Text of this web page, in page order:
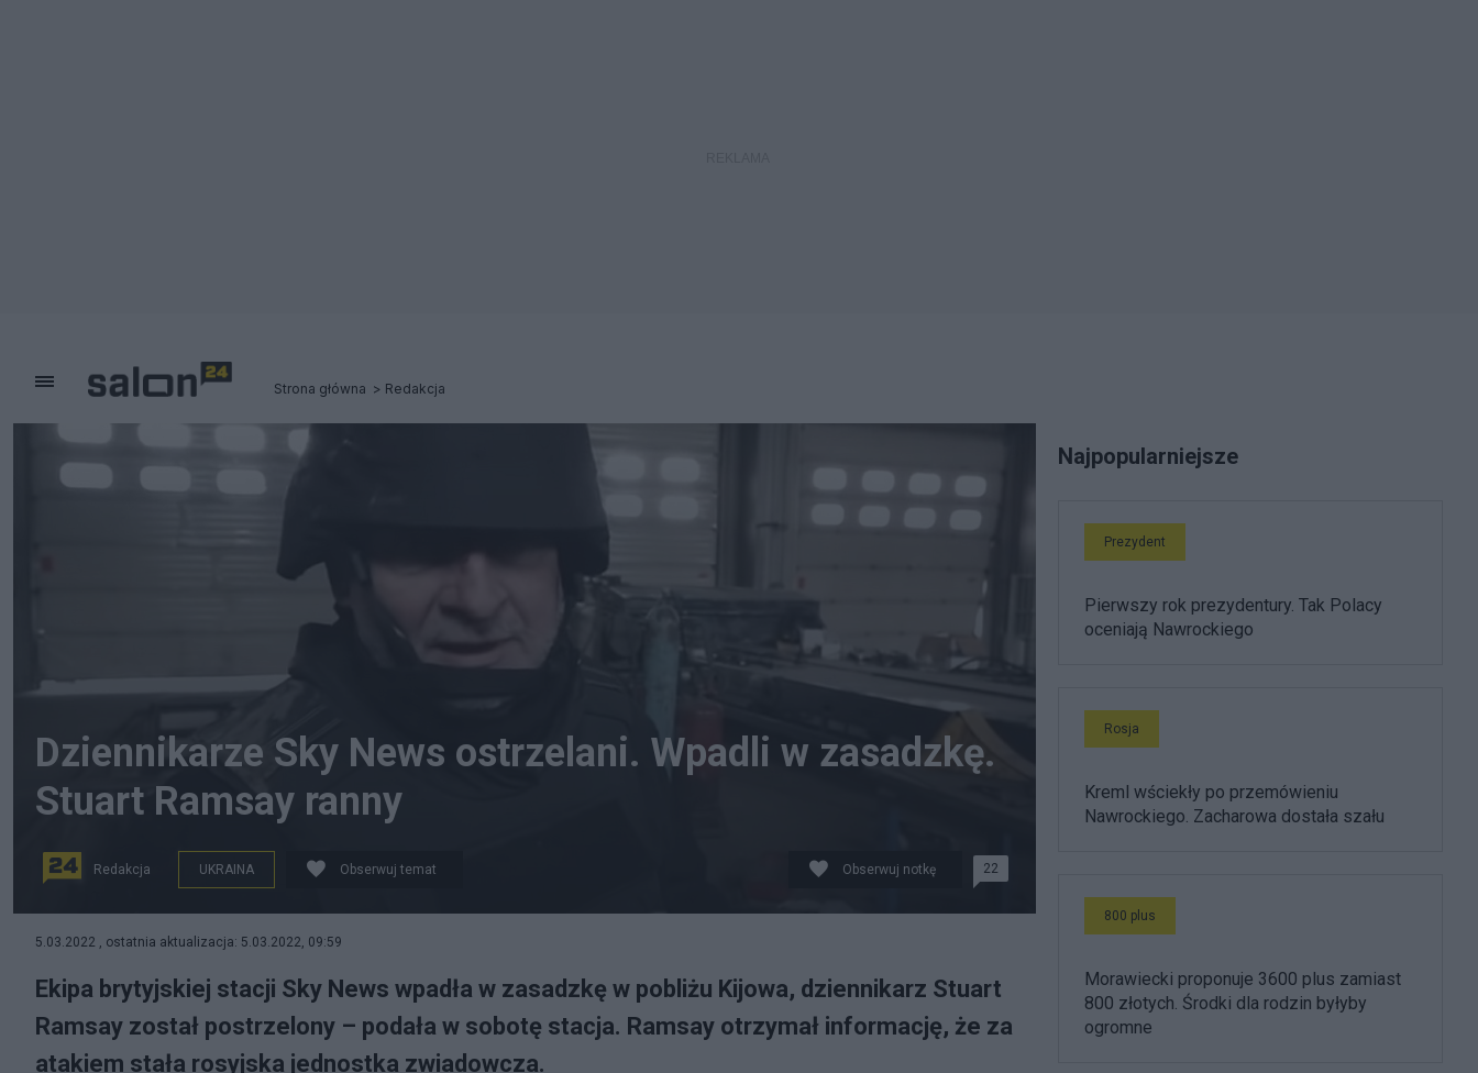
Strona główna Redakcja
Dziennikarze Sky News ostrzelani. Wpadli w zasadzkę.
Stuart Ramsay ranny
Redakcja UKRAINA Obserwuj temat Obserwuj notkę 22
5.03.2022 , ostatnia aktualizacja: 5.03.2022, 09:59
Ekipa brytyjskiej stacji Sky News wpadła w zasadzkę w pobliżu Kijowa, dziennikarz Stuart
Ramsay został postrzelony – podała w sobotę stacja. Ramsay otrzymał informację, że za
atakiem stała rosyjska jednostka zwiadowcza.
Najpopularniejsze
Prezydent
Pierwszy rok prezydentury. Tak Polacy
oceniają Nawrockiego
Rosja
Kreml wściekły po przemówieniu
Nawrockiego. Zacharowa dostała szału
800 plus
Morawiecki proponuje 3600 plus zamiast
800 złotych. Środki dla rodzin byłyby
ogromne